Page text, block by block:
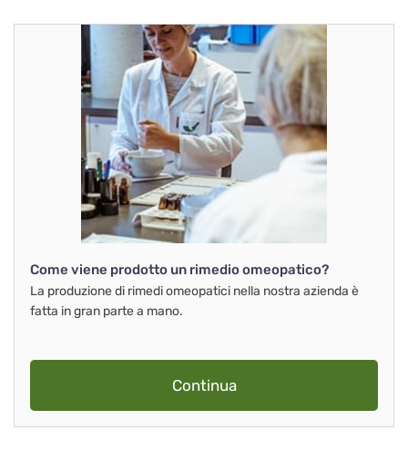
Come viene prodotto un rimedio omeopatico?
La produzione di rimedi omeopatici nella nostra azienda è
fatta in gran parte a mano.
Continua